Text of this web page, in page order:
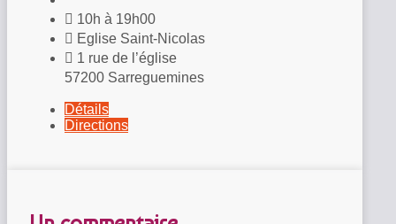
10h à 19h00
Eglise Saint-Nicolas
1 rue de l’église
57200 Sarreguemines
Détails
Directions